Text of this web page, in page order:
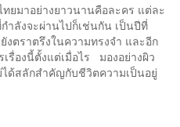
ยมาอย่างยาวนานคือละคร แต่ละ
ำลังจะผ่านไปก็เช่นกัน เป็นปีที่
งตราตรึงในความทรงจำ และอีก
รื่องนี้ตั้งแต่เมื่อไร มองอย่างผิว
ได้สลักสำคัญกับชีวิตความเป็นอยู่